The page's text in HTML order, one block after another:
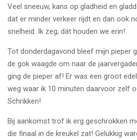
Veel sneeuw, kans op gladheid en
dat er minder verkeer rijdt en dan ook
snelheid. Ik zeg; dát houden we erin!
Tot donderdagavond bleef mijn pieper
de gok waagde om naar de
ging de pieper af! Er was een groot
weg waar ik 10 minuten daarvoor zelf
Schrikken!
Bij aankomst trof ik erg geschrokken
die finaal in de kreukel zat! Gelukkig